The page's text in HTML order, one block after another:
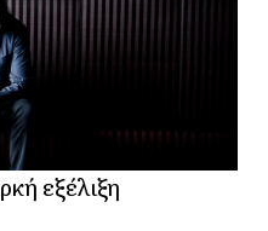
εξέλιξη